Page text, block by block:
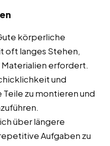
körperliche
oft langes Stehen,
Materialien erfordert.
und
zu montieren und
über längere
Aufgaben zu